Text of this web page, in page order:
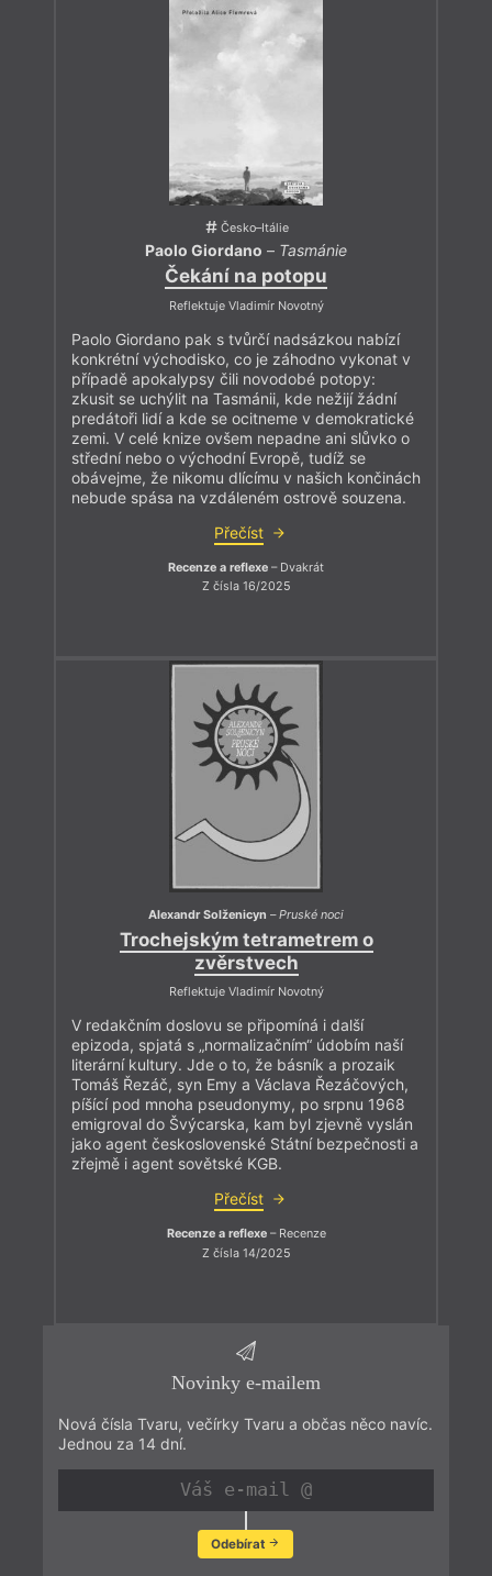
Česko–Itálie
Paolo Giordano – Tasmánie
Čekání na potopu
Reflektuje Vladimír Novotný
Paolo Giordano pak s tvůrčí nadsázkou nabízí
konkrétní východisko, co je záhodno vykonat v
případě apokalypsy čili novodobé potopy:
zkusit se uchýlit na Tasmánii, kde nežijí žádní
predátoři lidí a kde se ocitneme v demokratické
zemi. V celé knize ovšem nepadne ani slůvko o
střední nebo o východní Evropě, tudíž se
obávejme, že nikomu dlícímu v našich končinách
nebude spása na vzdáleném ostrově souzena.
Přečíst
Recenze a reflexe – Dvakrát
Z čísla 16/2025
Alexandr Solženicyn –Pruské noci
Trochejským tetrametrem o
zvěrstvech
Reflektuje Vladimír Novotný
V redakčním doslovu se připomíná i další
epizoda, spjatá s „normalizačním“ údobím naší
literární kultury. Jde o to, že básník a prozaik
Tomáš Řezáč, syn Emy a Václava Řezáčových,
píšící pod mnoha pseudonymy, po srpnu 1968
emigroval do Švýcarska, kam byl zjevně vyslán
jako agent československé Státní bezpečnosti a
zřejmě i agent sovětské KGB.
Přečíst
Recenze a reflexe– Recenze
Z čísla 14/2025
Novinky e-mailem
Nová čísla Tvaru, večírky Tvaru a občas něco navíc.
Jednou za 14 dní.
Odebírat